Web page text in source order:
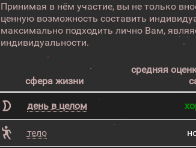
Принимая в нём участие, вы не только
ценную возможность составить
максимально подходить лично Вам,
индивидуальности.
сфера жизни
средняя
день в целом
тело